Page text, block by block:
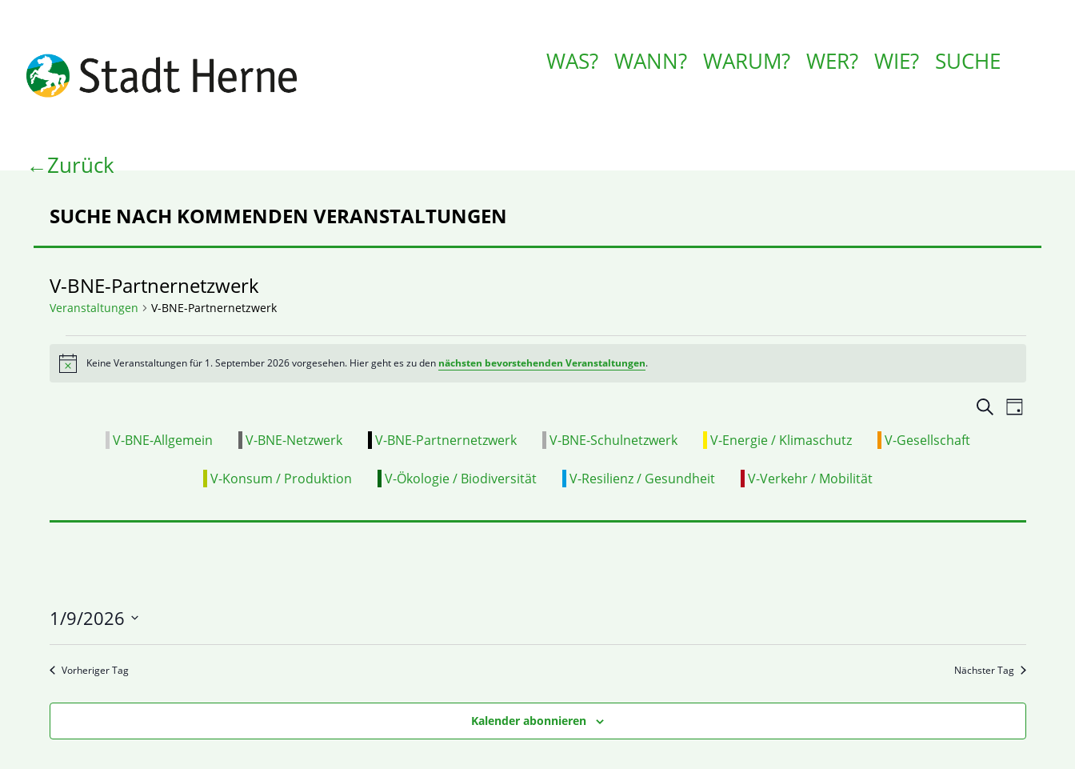
Zurück
WAS? WANN? WARUM? WER? WIE? SUCHE
SUCHE NACH KOMMENDEN VERANSTALTUNGEN
V-BNE-Partnernetzwerk
Veranstaltungen V-BNE-Partnernetzwerk
HinweisKeine Veranstaltungen für 1. September 2026 vorgesehen. Hier geht es zu den nächsten bevorstehenden Veranstaltungen.
SucheTag
V-BNE-Allgemein
V-BNE-Netzwerk V-BNE-Partnernetzwerk V-BNE-Schulnetzwerk V-Energie / Klimaschutz V-Gesellschaft
V-Konsum / Produktion V-Ökologie / Biodiversität V-Resilienz / Gesundheit V-Verkehr / Mobilität
1/9/2026
Datum
wählen.
Vorheriger Tag Nächster Tag
Kalender abonnieren